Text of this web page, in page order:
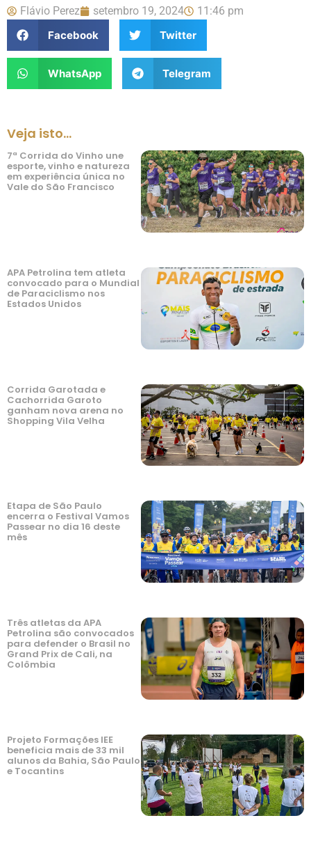
Flávio Perez setembro 19, 2024
11:46 pm
Facebook
Twitter
WhatsApp Telegram
Veja isto...
7ª Corrida do Vinho une
esporte, vinho e natureza
em experiência única no
Vale do São Francisco
APA Petrolina tem atleta
convocado para o Mundial
de Paraciclismo nos
Estados Unidos
Corrida Garotada e
Cachorrida Garoto
ganham nova arena no
Shopping Vila Velha
Etapa de São Paulo
encerra o Festival Vamos
Passear no dia 16 deste
mês
Três atletas da APA
Petrolina são convocados
para defender o Brasil no
Grand Prix de Cali, na
Colômbia
Projeto Formações IEE
beneficia mais de 33 mil
alunos da Bahia, São Paulo
e Tocantins